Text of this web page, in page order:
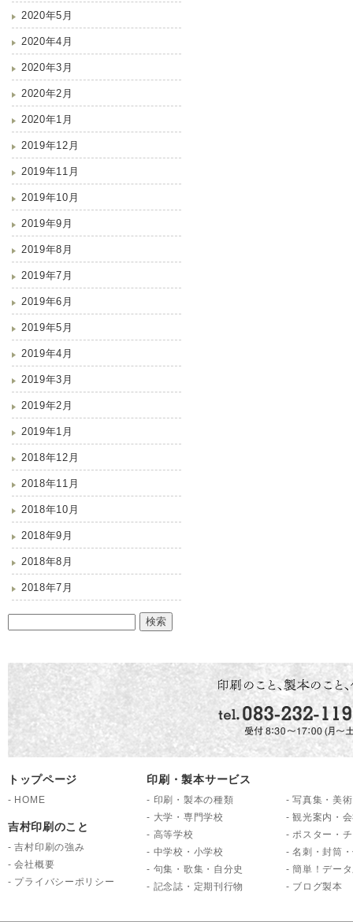
2020年5月
2020年4月
2020年3月
2020年2月
2020年1月
2019年12月
2019年11月
2019年10月
2019年9月
2019年8月
2019年7月
2019年6月
2019年5月
2019年4月
2019年3月
2019年2月
2019年1月
2018年12月
2018年11月
2018年10月
2018年9月
2018年8月
2018年7月
トップページ
- HOME
吉村印刷のこと
-吉村印刷の強み
-会社概要
- プライバシーポリシー
印刷・製本サービス
- 印刷・製本の種類
- 大学・専門学校
- 高等学校
- 中学校・小学校
- 句集・歌集・自分史
- 記念誌・定期刊行物
-写真集・美
-観光案内・
-ポスター・
-名刺・封筒
-簡単！デー
- ブログ製本